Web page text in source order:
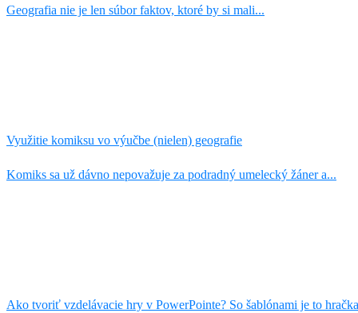
Geografia nie je len súbor faktov, ktoré by si mali...
Využitie komiksu vo výučbe (nielen) geografie
Komiks sa už dávno nepovažuje za podradný umelecký žáner a...
Ako tvoriť vzdelávacie hry v PowerPointe? So šablónami je to hračka